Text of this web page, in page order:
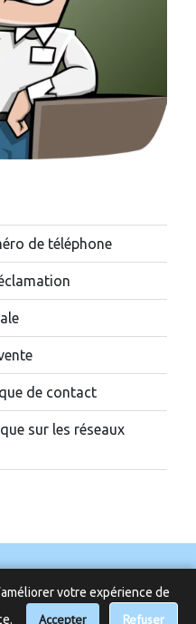
de téléphone
de contact
sur les réseaux
votre expérience de
Accepter Refuser
📞 Besoin d’aide ?